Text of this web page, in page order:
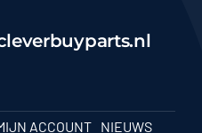
ACCOUNT NIEUWS